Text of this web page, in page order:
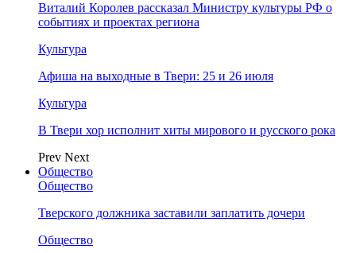
Виталий Королев рассказал Министру культуры РФ о
событиях и проектах региона
Культура
Афиша на выходные в Твери: 25 и 26 июля
Культура
В Твери хор исполнит хиты мирового и русского рока
Prev Next
Общество
Общество
Тверского должника заставили заплатить дочери
Общество